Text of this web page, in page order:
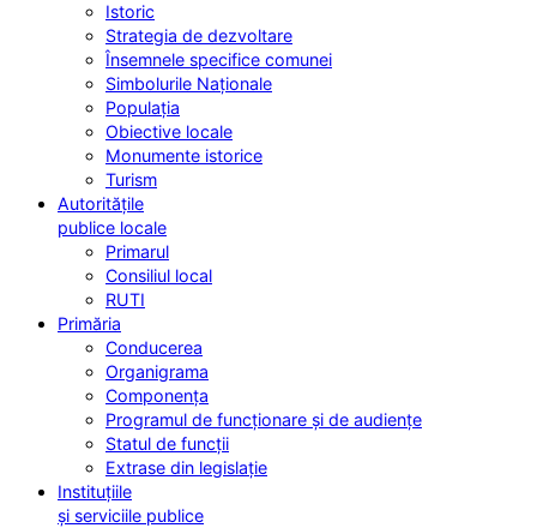
Istoric
Strategia de dezvoltare
Însemnele specifice comunei
Simbolurile Naționale
Populația
Obiective locale
Monumente istorice
Turism
Autoritățile
publice locale
Primarul
Consiliul local
RUTI
Primăria
Conducerea
Organigrama
Componența
Programul de funcționare și de audiențe
Statul de funcții
Extrase din legislație
Instituțiile
și serviciile publice